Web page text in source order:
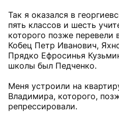
Так я оказался в
пять классов и шесть
которого позже перевели
Кобец Петр Иванович,
Прядко Ефросинья
школы был Педченко.
Меня устроили на
Владимира, которого,
репрессировали.